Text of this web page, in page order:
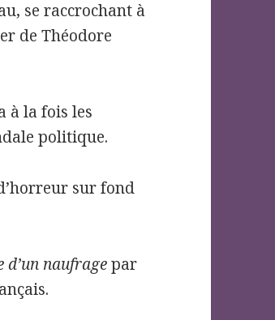
se raccrochant à
de Théodore
à la fois les
politique.
sur fond
d’un naufragepar